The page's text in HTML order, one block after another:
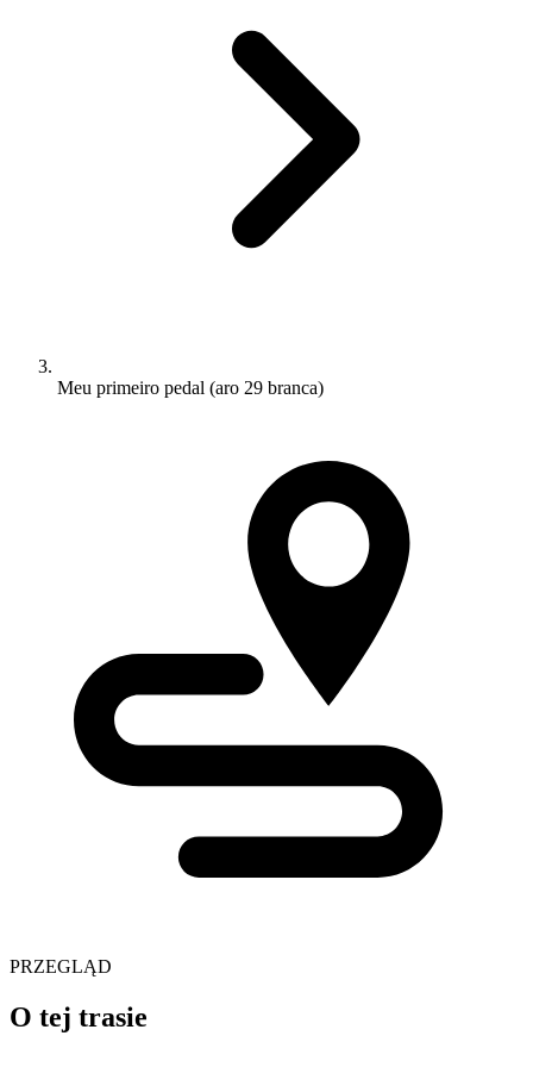
Meu primeiro pedal (aro 29 branca)
PRZEGLĄD
O tej trasie